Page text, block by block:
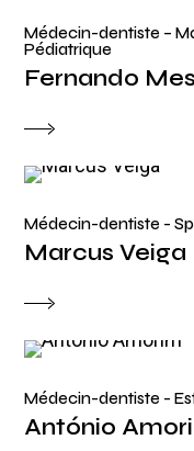
Médecin-dentiste –
Pédiatrique
Fernando
Médecin-dentiste -
Marcus Veiga
Médecin-dentiste -
António